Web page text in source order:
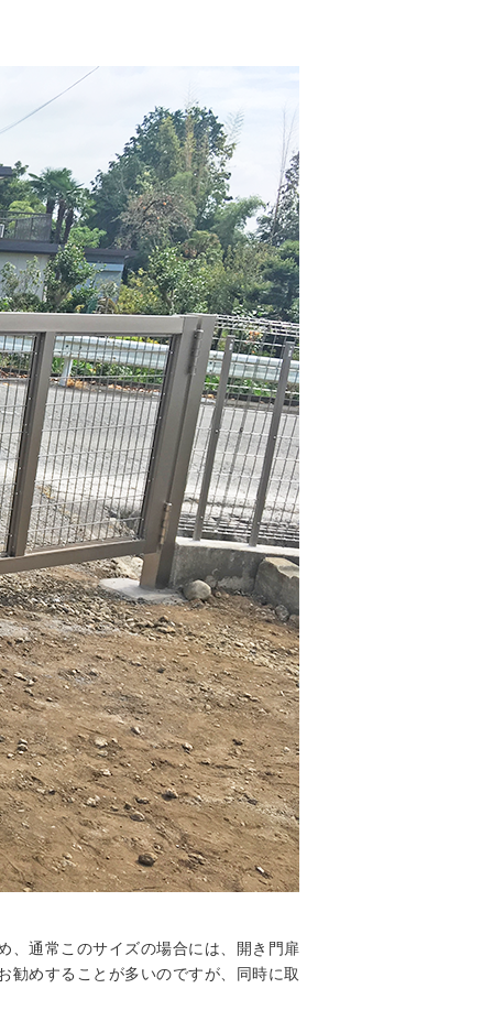
、通常このサイズの場合には、開き門扉
勧めすることが多いのですが、同時に取